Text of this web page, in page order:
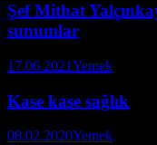
Şef Mithat
sunumlar
17.06.2021Yemek
Kase kase sağlık
08.02.2020Yemek